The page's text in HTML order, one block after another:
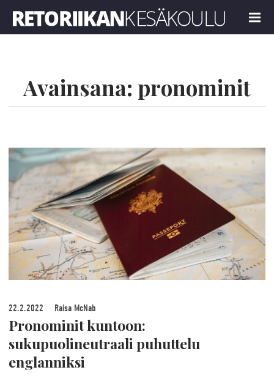
MENU
Avainsana: pronominit
22.2.2022 Raisa McNab
Pronominit kuntoon:
sukupuolineutraali puhuttelu
englanniksi